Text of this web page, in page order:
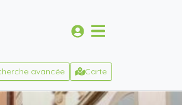
avancée Carte